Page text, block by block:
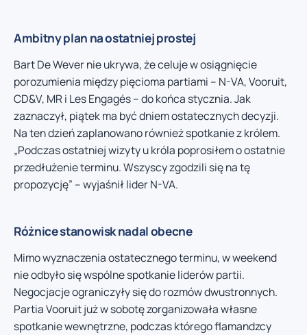
Ambitny plan na ostatniej prostej
Bart De Wever nie ukrywa, że celuje w osiągnięcie
porozumienia między pięcioma partiami – N-VA, Vooruit,
CD&V, MR i Les Engagés – do końca stycznia. Jak
zaznaczył, piątek ma być dniem ostatecznych decyzji.
Na ten dzień zaplanowano również spotkanie z królem.
„Podczas ostatniej wizyty u króla poprosiłem o ostatnie
przedłużenie terminu. Wszyscy zgodzili się na tę
propozycję” – wyjaśnił lider N-VA.
Różnice stanowisk nadal obecne
Mimo wyznaczenia ostatecznego terminu, w weekend
nie odbyło się wspólne spotkanie liderów partii.
Negocjacje ograniczyły się do rozmów dwustronnych.
Partia Vooruit już w sobotę zorganizowała własne
spotkanie wewnętrzne, podczas którego flamandzcy